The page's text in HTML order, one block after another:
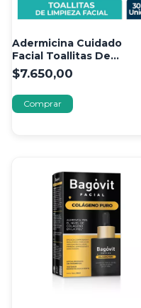
Adermicina Cuidado
Facial Toallitas De
Limpieza Facial 30 un
$7.650,00